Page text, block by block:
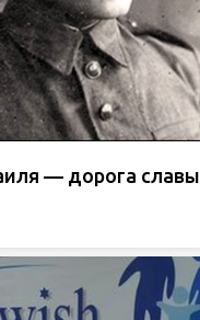
— дорога славы